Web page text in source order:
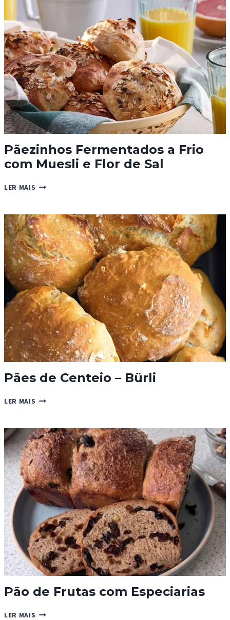
Pãezinhos Fermentados a Frio
com Muesli e Flor de Sal
LER MAIS PÃEZINHOS
FRIO
COM
MUESLI
E
FLOR
DE
SAL
Pães de Centeio – Bürli
LER MAIS PÃES
–
BÜRLI
Pão de Frutas com Especiarias
LER MAIS PÃO